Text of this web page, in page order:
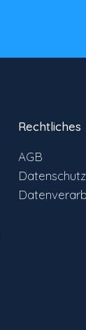
Rechtliches
AGB
Datenschutz